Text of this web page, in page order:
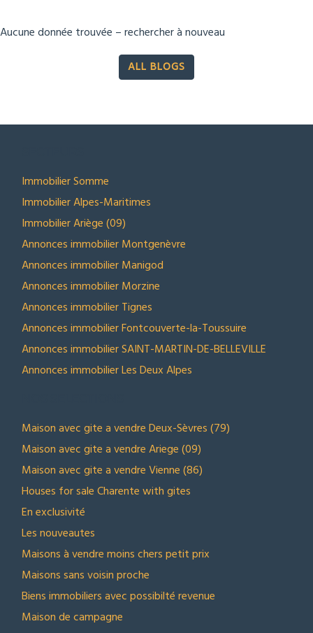
Aucune donnée trouvée – rechercher à nouveau
ALL BLOGS
Immobilier Somme
Immobilier Alpes-Maritimes
Immobilier Ariège (09)
Annonces immobilier Montgenèvre
Annonces immobilier Manigod
Annonces immobilier Morzine
Annonces immobilier Tignes
Annonces immobilier Fontcouverte-la-Toussuire
Annonces immobilier SAINT-MARTIN-DE-BELLEVILLE
Annonces immobilier Les Deux Alpes
Maison avec gite a vendre Deux-Sèvres (79)
Maison avec gite a vendre Ariege (09)
Maison avec gite a vendre Vienne (86)
Houses for sale Charente with gites
En exclusivité
Les nouveautes
Maisons à vendre moins chers petit prix
Maisons sans voisin proche
Biens immobiliers avec possibilté revenue
Maison de campagne